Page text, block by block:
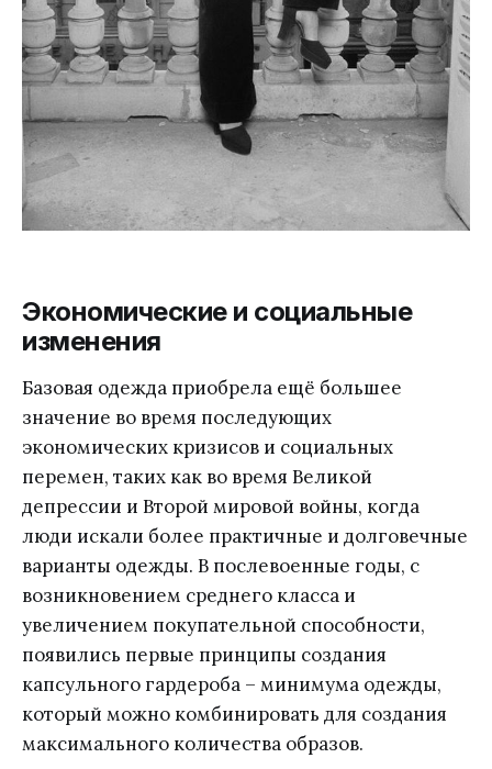
Экономические и социальные
изменения
Базовая одежда приобрела ещё большее
значение во время последующих
экономических кризисов и социальных
перемен, таких как во время Великой
депрессии и Второй мировой войны, когда
люди искали более практичные и долговечные
варианты одежды. В послевоенные годы, с
возникновением среднего класса и
увеличением покупательной способности,
появились первые принципы создания
капсульного гардероба – минимума одежды,
который можно комбинировать для создания
максимального количества образов.